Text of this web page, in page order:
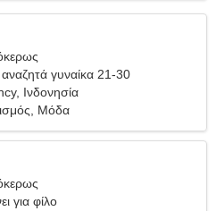
γυναίκα 21-30
Ινδονησία
Μόδα
για φίλο